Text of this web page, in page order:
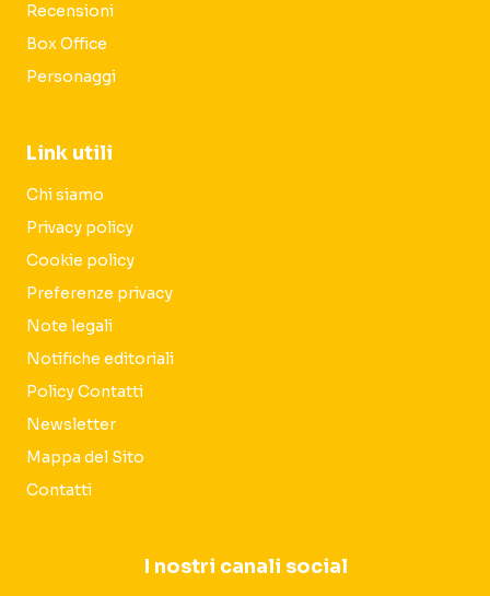
Recensioni
Box Office
Personaggi
Link utili
Chi siamo
Privacy policy
Cookie policy
Preferenze privacy
Note legali
Notifiche editoriali
Policy Contatti
Newsletter
Mappa del Sito
Contatti
I nostri canali social